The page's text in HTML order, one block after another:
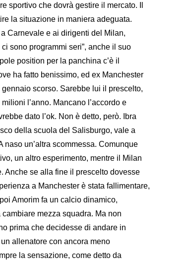
sportivo che dovrà gestire il mercato. Il
la situazione in maniera adeguata.
Carnevale e ai dirigenti del Milan,
sono programmi seri”, anche il suo
position per la panchina c’è il
ha fatto benissimo, ed ex Manchester
scorso. Sarebbe lui il prescelto,
l’anno. Mancano l’accordo e
dato l’ok. Non è detto, però. Ibra
della scuola del Salisburgo, vale a
naso un’altra scommessa. Comunque
un altro esperimento, mentre il Milan
Anche se alla fine il prescelto dovesse
a Manchester è stata fallimentare,
Amorim fa un calcio dinamico,
mezza squadra. Ma non
prima che decidesse di andare in
allenatore con ancora meno
la sensazione, come detto da